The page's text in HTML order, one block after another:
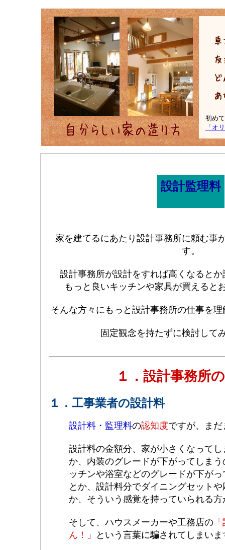
初め
「オ
設計監理料
家を建てるにあたり設計事務所に頼む事
す。
設計事務所が設計をすれば高くなると
もっと良いキッチンや家具が買えると
そんな方々にもっと設計事務所の仕事を
固定観念を持たずに検討して
１．設計事務所
１．工事業者の設計料
設計料・監理料の認知度ですが、ま
設計料の金額分、家が小さくなって
か、内装のグレードが下がってしま
ッチンや浴室などのグレードが下が
とか、設計料分でダイニングセット
か、そういう感覚を持っていられる
そして、ハウスメーカーや工務店の
ん！」
という言葉に騙されてしまいま